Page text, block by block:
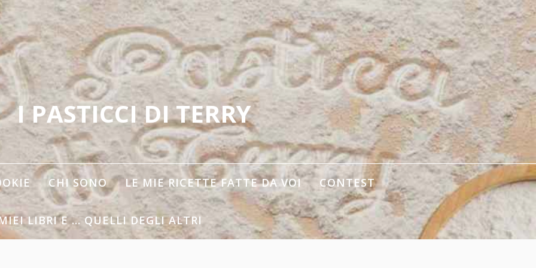
I PASTICCI DI TERRY
CHI SONO LE MIE RICETTE FATTE DA VOI CONTEST
LIBRI E … QUELLI DEGLI ALTRI